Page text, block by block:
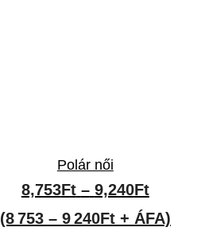
Polár női
8,753Ft – 9,240Ft
8,753Ft
(8 753 – 9 240Ft + ÁFA)